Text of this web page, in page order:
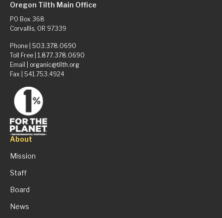
Oregon Tilth Main Office
PO Box 368
Corvallis, OR 97339
Phone | 503.378.0690
Toll Free | 1.877.378.0690
Email | organic@tilth.org
Fax | 541.753.4924
About
Mission
Staff
Board
News